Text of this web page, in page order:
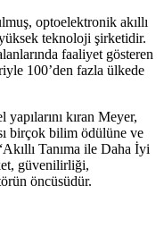
optoelektronik akıllı
teknoloji şirketidir.
faaliyet gösteren
100’den fazla ülkede
kıran Meyer,
birçok bilim ödülüne ve
Tanıma ile Daha İyi
güvenilirliği,
öncüsüdür.